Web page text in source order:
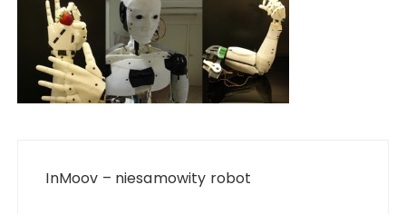
wpisu
InMoov – niesamowity robot